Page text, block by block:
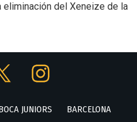
eliminación del Xeneize de la
JUNIORS BARCELONA